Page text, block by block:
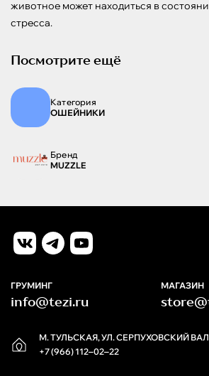
животное может находиться в
стресса.
Посмотрите ещё
Категория
ОШЕЙНИКИ
Бренд
MUZZLE
М. ТУЛЬСКАЯ, УЛ. СЕРПУХОВСКИЙ
+7 (966) 112‒02‒22
ГРУМИНГ
info@tezi.ru
МАГАЗИН